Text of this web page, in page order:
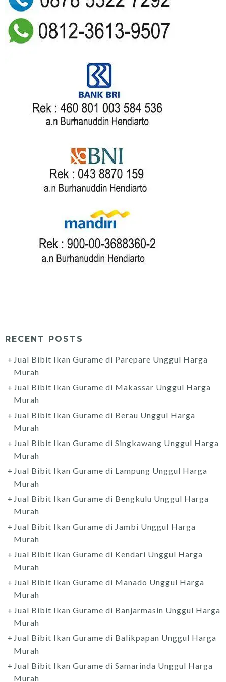
RECENT POSTS
Jual Bibit Ikan Gurame di Parepare Unggul Harga
Murah
Jual Bibit Ikan Gurame di Makassar Unggul Harga
Murah
Jual Bibit Ikan Gurame di Berau Unggul Harga
Murah
Jual Bibit Ikan Gurame di Singkawang Unggul Harga
Murah
Jual Bibit Ikan Gurame di Lampung Unggul Harga
Murah
Jual Bibit Ikan Gurame di Bengkulu Unggul Harga
Murah
Jual Bibit Ikan Gurame di Jambi Unggul Harga
Murah
Jual Bibit Ikan Gurame di Kendari Unggul Harga
Murah
Jual Bibit Ikan Gurame di Manado Unggul Harga
Murah
Jual Bibit Ikan Gurame di Banjarmasin Unggul Harga
Murah
Jual Bibit Ikan Gurame di Balikpapan Unggul Harga
Murah
Jual Bibit Ikan Gurame di Samarinda Unggul Harga
Murah